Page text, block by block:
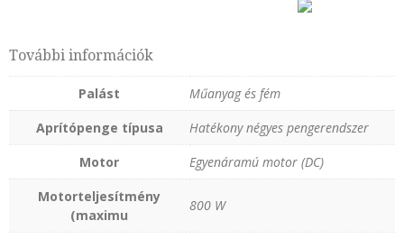
További információk
Palást
Műanyag és fém
Aprítópenge típusa
Hatékony négyes pengerendszer
Motor
Egyenáramú motor (DC)
Motorteljesítmény
(maximu
800 W